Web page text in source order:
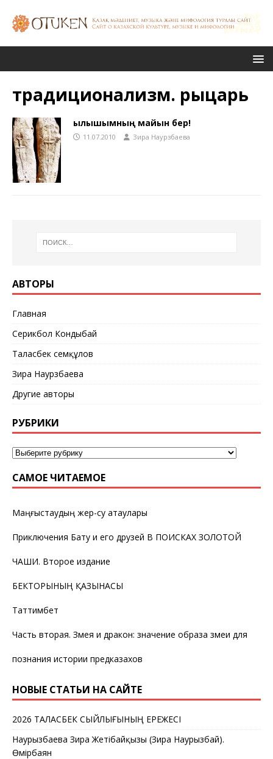
традиционализм. рыцарь
Қылышымның майын бер!
11.07.2010 Зира Наурзбаева
АВТОРЫ
Главная
Серикбол Кондыбай
Таласбек Әсемқұлов
Зира Наурзбаева
Другие авторы
РУБРИКИ
САМОЕ ЧИТАЕМОЕ
Маңғыстаудың жер-су атаулары
Приключения Бату и его друзей В ПОИСКАХ ЗОЛОТОЙ
ЧАШИ. Второе издание
БЕКТОРЫНЫҢ ҚАЗЫНАСЫ
Таттимбет
Часть вторая. Змея и дракон: значение образа змеи для
познания истории предказахов
НОВЫЕ СТАТЬИ НА САЙТЕ
2026 ТАЛАСБЕК СЫЙЛЫҒЫНЫҢ ЕРЕЖЕСІ
Наурызбаева Зира Жетібайқызы (Зира Наурызбай).
Өмірбаян